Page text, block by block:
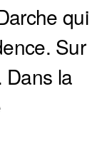
qui
Sur
Dans la